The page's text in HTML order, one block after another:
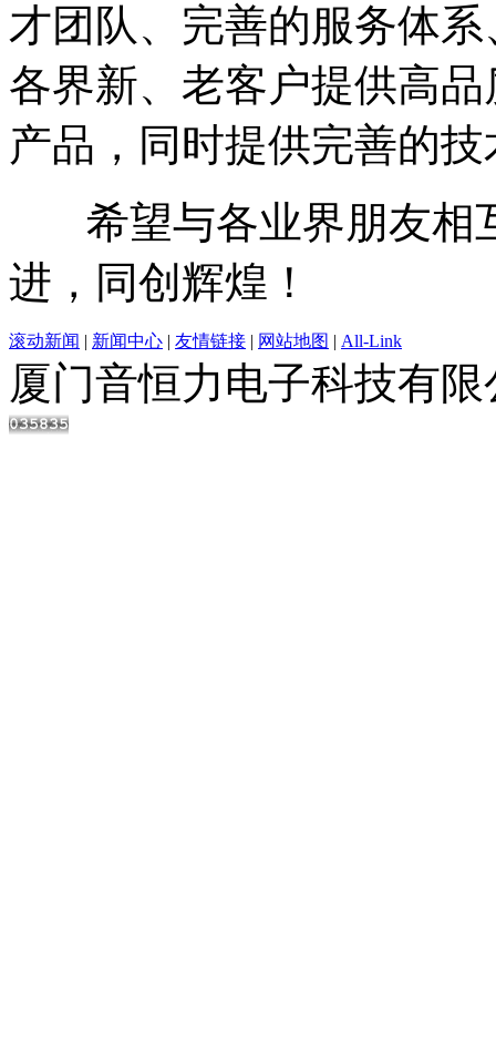
才团队、完善的服务体
各界新、老客户提供高
产品，同时提供完善的
希望与各业界朋友相
进，同创辉煌！
滚动新闻 | 新闻中心 | 友情链接 | 网站地图 | All-Link
厦门音恒力电子科技有